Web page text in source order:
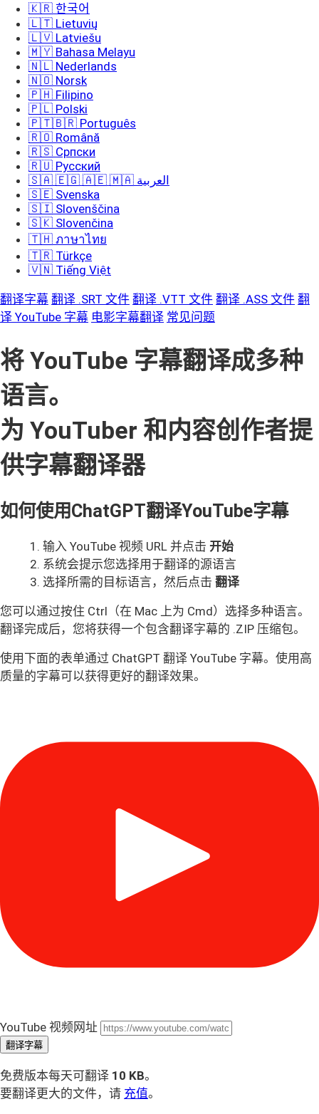
🇰🇷 한국어
🇱🇹 Lietuvių
🇱🇻 Latviešu
🇲🇾 Bahasa Melayu
🇳🇱 Nederlands
🇳🇴 Norsk
🇵🇭 Filipino
🇵🇱 Polski
🇵🇹🇧🇷 Português
🇷🇴 Română
🇷🇸 Српски
🇷🇺 Русский
🇸🇦 🇪🇬 🇦🇪 🇲🇦 العربية
🇸🇪 Svenska
🇸🇮 Slovenščina
🇸🇰 Slovenčina
🇹🇭 ภาษาไทย
🇹🇷 Türkçe
🇻🇳 Tiếng Việt
翻译字幕 翻译 .SRT 文件 翻译 .VTT 文件 翻译 .ASS 文件 翻
译 YouTube 字幕 电影字幕翻译 常见问题
将 YouTube 字幕翻译成多种
语言。
为 YouTuber 和内容创作者提
供字幕翻译器
如何使用ChatGPT翻译YouTube字幕
输入 YouTube 视频 URL 并点击 开始
系统会提示您选择用于翻译的源语言
选择所需的目标语言，然后点击 翻译
您可以通过按住 Ctrl（在 Mac 上为 Cmd）选择多种语言。
翻译完成后，您将获得一个包含翻译字幕的 .ZIP 压缩包。
使用下面的表单通过 ChatGPT 翻译 YouTube 字幕。使用高
质量的字幕可以获得更好的翻译效果。
YouTube 视频网址
翻译字幕
免费版本每天可翻译 10 KB。
要翻译更大的文件，请 充值。